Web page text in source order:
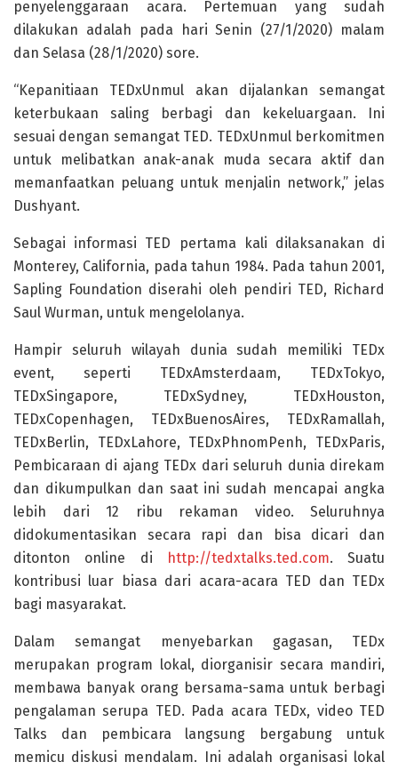
penyelenggaraan acara. Pertemuan yang sudah
dilakukan adalah pada hari Senin (27/1/2020) malam
dan Selasa (28/1/2020) sore.
“Kepanitiaan TEDxUnmul akan dijalankan semangat
keterbukaan saling berbagi dan kekeluargaan. Ini
sesuai dengan semangat TED. TEDxUnmul berkomitmen
untuk melibatkan anak-anak muda secara aktif dan
memanfaatkan peluang untuk menjalin network,” jelas
Dushyant.
Sebagai informasi TED pertama kali dilaksanakan di
Monterey, California, pada tahun 1984. Pada tahun 2001,
Sapling Foundation diserahi oleh pendiri TED, Richard
Saul Wurman, untuk mengelolanya.
Hampir seluruh wilayah dunia sudah memiliki TEDx
event, seperti TEDxAmsterdaam, TEDxTokyo,
TEDxSingapore, TEDxSydney, TEDxHouston,
TEDxCopenhagen, TEDxBuenosAires, TEDxRamallah,
TEDxBerlin, TEDxLahore, TEDxPhnomPenh, TEDxParis,
Pembicaraan di ajang TEDx dari seluruh dunia direkam
dan dikumpulkan dan saat ini sudah mencapai angka
lebih dari 12 ribu rekaman video. Seluruhnya
didokumentasikan secara rapi dan bisa dicari dan
ditonton online di
http://tedxtalks.ted.com. Suatu
kontribusi luar biasa dari acara-acara TED dan TEDx
bagi masyarakat.
Dalam semangat menyebarkan gagasan, TEDx
merupakan program lokal, diorganisir secara mandiri,
membawa banyak orang bersama-sama untuk berbagi
pengalaman serupa TED. Pada acara TEDx, video TED
Talks dan pembicara langsung bergabung untuk
memicu diskusi mendalam. Ini adalah organisasi lokal